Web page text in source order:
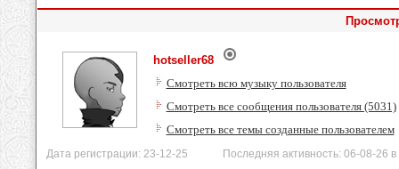
hotseller68
Смотреть всю музыку пользователя
Смотреть все сообщения пользователя (5031)
Смотреть все темы созданные пользователем
Дата регистрации: 23-12-25 Последняя активность: 06-08-26 в